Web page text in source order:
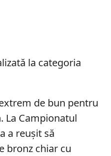
la categoria
de bun pentru
La Campionatul
a reușit să
bronz chiar cu